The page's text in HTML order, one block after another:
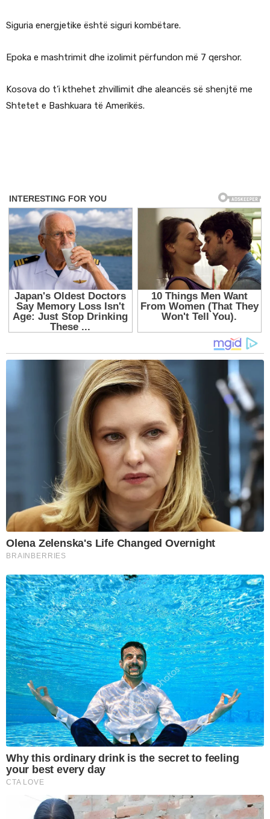
Siguria energjetike është siguri kombëtare.
Epoka e mashtrimit dhe izolimit përfundon më 7 qershor.
Kosova do t’i kthehet zhvillimit dhe aleancës së shenjtë me
Shtetet e Bashkuara të Amerikës.